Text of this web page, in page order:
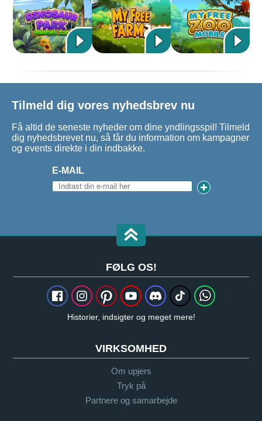
Tilmeld dig vores nyhedsbrev nu
Få altid de seneste nyheder om dine yndlingsspil! Tilmeld
dig nyhedsbrevet nu, så får du information om kampagner
og events direkte i din indbakke.
E-MAIL
FØLG OS!
Historier, indsigter og meget mere!
VIRKSOMHED
Om upjers
Tryk på
Partnere og samarbejde